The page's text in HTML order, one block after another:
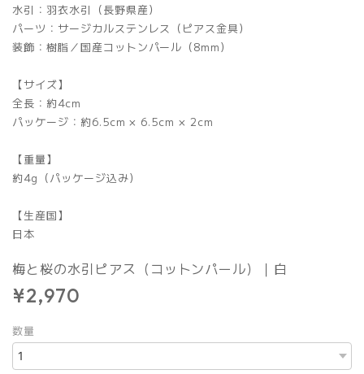
水引：羽衣水引（長野県産）
パーツ：サージカルステンレス（ピアス金具）
装飾：樹脂／国産コットンパール（8mm）
【サイズ】
全長：約4cm
パッケージ：約6.5cm × 6.5cm × 2cm
【重量】
約4g（パッケージ込み）
【生産国】
日本
梅と桜の水引ピアス（コットンパール）｜白
¥2,970
数量